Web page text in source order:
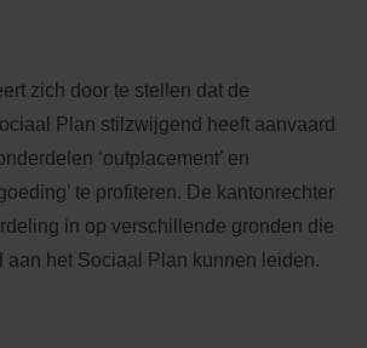
zich door te stellen dat de
Plan stilzwijgend heeft aanvaard
‘outplacement’ en
te profiteren. De kantonrechter
in op verschillende gronden die
aan het Sociaal Plan kunnen leiden.